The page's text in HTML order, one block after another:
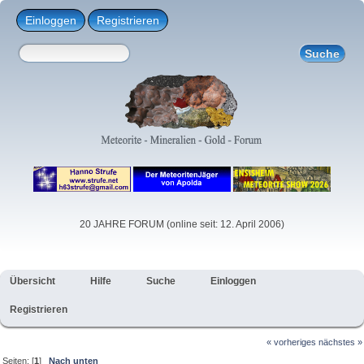
Einloggen Registrieren
20 JAHRE FORUM (online seit: 12. April 2006)
Übersicht Hilfe Suche Einloggen
Registrieren
« vorheriges nächstes »
Seiten: [1]Nach unten